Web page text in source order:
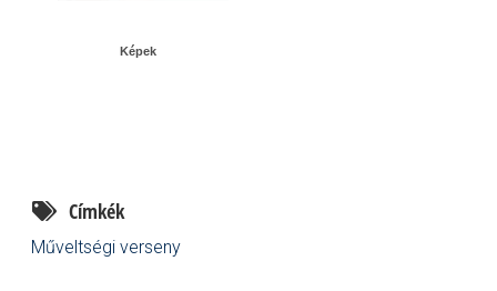
Képek
Címkék
Műveltségi verseny